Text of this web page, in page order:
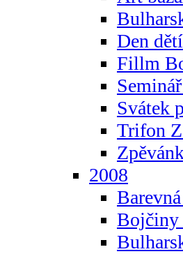
Den dětí
Fillm
Svátek
Trifon
2008
Bojčiny